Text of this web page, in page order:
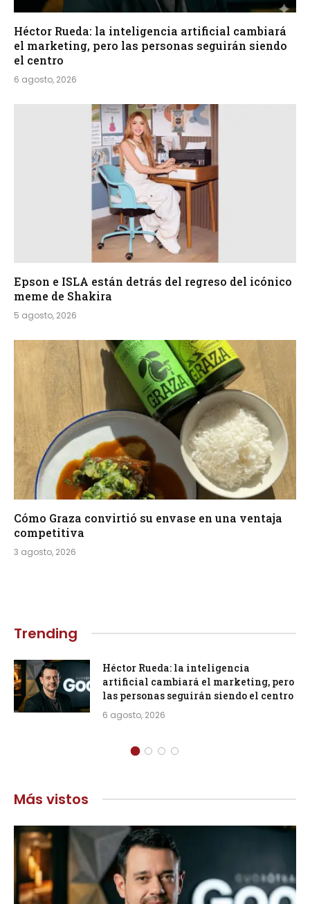
Héctor Rueda: la inteligencia artificial cambiará
el marketing, pero las personas seguirán siendo
el centro
6 agosto, 2026
Epson e ISLA están detrás del regreso del icónico
meme de Shakira
5 agosto, 2026
Cómo Graza convirtió su envase en una ventaja
competitiva
3 agosto, 2026
Trending
Héctor Rueda: la inteligencia
artificial cambiará el marketing, pero
las personas seguirán siendo el centro
6 agosto, 2026
Más vistos